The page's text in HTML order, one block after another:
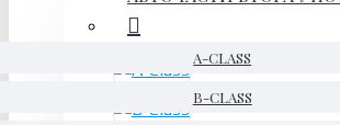
A-CLASS
B-CLASS